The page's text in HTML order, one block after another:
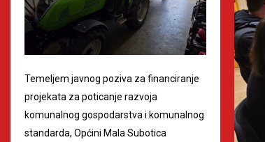
Temeljem javnog poziva za financiranje
projekata za poticanje razvoja
komunalnog gospodarstva i komunalnog
standarda, Općini Mala Subotica